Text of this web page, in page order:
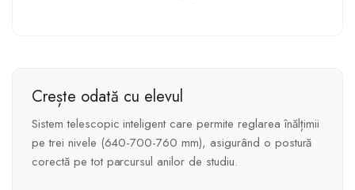
Crește odată cu elevul
Sistem telescopic inteligent care permite reglarea înălțimii
pe trei nivele (640-700-760 mm), asigurând o postură
corectă pe tot parcursul anilor de studiu.